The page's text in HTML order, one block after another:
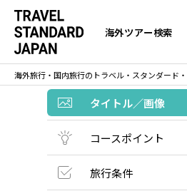
海外ツアー検索
海外旅行・国内旅行のトラベル・スタンダード
タイトル／画像
コースポイント
旅行条件